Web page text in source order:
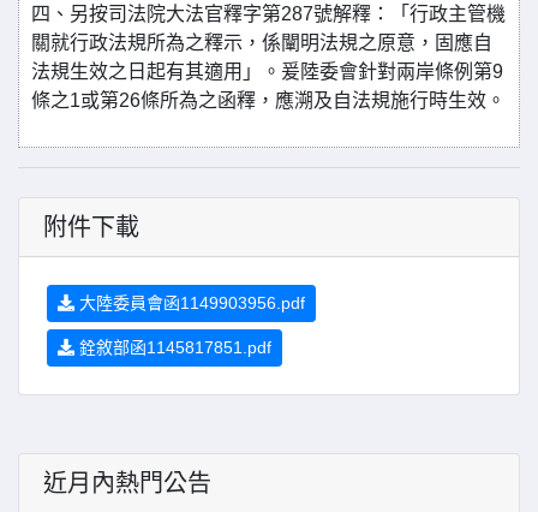
四、另按司法院大法官釋字第287號解釋：「行政主管機
關就行政法規所為之釋示，係闡明法規之原意，固應自
法規生效之日起有其適用」。爰陸委會針對兩岸條例第9
條之1或第26條所為之函釋，應溯及自法規施行時生效。
附件下載
大陸委員會函1149903956.pdf
銓敘部函1145817851.pdf
近月內熱門公告